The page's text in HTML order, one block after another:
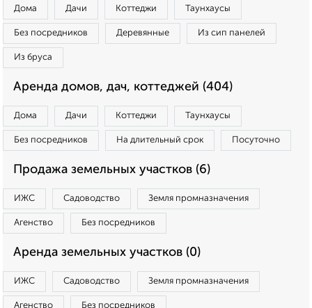
Дома Дачи Коттеджи Таунхаусы
Без посредников Деревянные Из сип панелей
Из бруса
Аренда домов, дач, коттеджей (404)
Дома Дачи Коттеджи Таунхаусы
Без посредников На длительный срок Посуточно
Продажа земельных участков (6)
ИЖС Садоводство Земля промназначения
Агенство Без посредников
Аренда земельных участков (0)
ИЖС Садоводство Земля промназначения
Агенство Без посредников